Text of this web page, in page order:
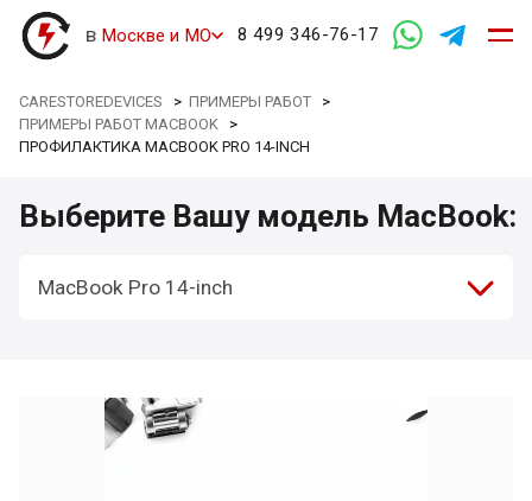
в Москве и МО 8 499 346-76-17
CARESTOREDEVICES >ПРИМЕРЫ РАБОТ >
ПРИМЕРЫ РАБОТ MACBOOK >
ПРОФИЛАКТИКА MACBOOK PRO 14-INCH
Выберите Вашу модель MacBook:
MacBook Pro 14-inch